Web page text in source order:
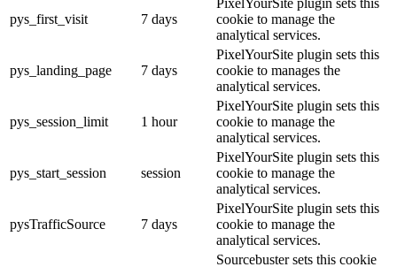
pys_first_visit 7 days
PixelYourSite plugin sets this
cookie to manage the
analytical services.
pys_landing_page 7 days
PixelYourSite plugin sets this
cookie to manages the
analytical services.
pys_session_limit 1 hour
PixelYourSite plugin sets this
cookie to manage the
analytical services.
pys_start_session session
PixelYourSite plugin sets this
cookie to manage the
analytical services.
pysTrafficSource 7 days
PixelYourSite plugin sets this
cookie to manage the
analytical services.
Sourcebuster sets this cookie